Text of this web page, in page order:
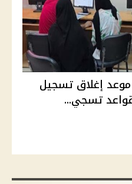
الجامعات 2026. موعد إغلاق تسجيل
تسجي...